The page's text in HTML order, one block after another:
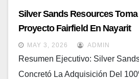
Silver Sands Resources
Proyecto Fairfield En Nayarit
MAY 3, 2026 ADMIN
Resumen Ejecutivo: Silver
Concretó La Adquisición Del